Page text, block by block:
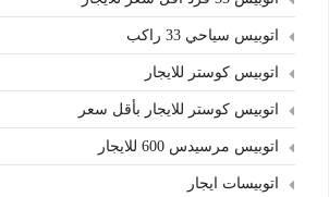
اتوبيس سياحي 33 راكب
اتوبيس كوستر للايجار
اتوبيس كوستر للايجار بأقل سعر
اتوبيس مرسيدس 600 للايجار
اتوبيسات ايجار